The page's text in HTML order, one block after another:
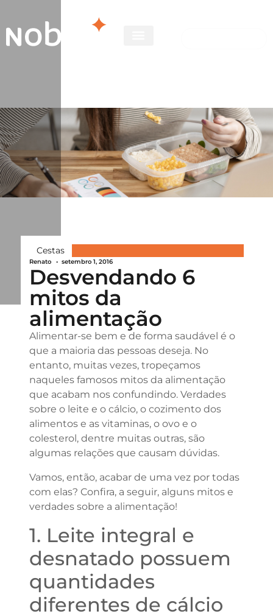
Cestas
Renato • setembro 1, 2016
Desvendando 6
mitos da
alimentação
Alimentar-se bem e de forma saudável é o
que a maioria das pessoas deseja. No
entanto, muitas vezes, tropeçamos
naqueles famosos mitos da alimentação
que acabam nos confundindo. Verdades
sobre o leite e o cálcio, o cozimento dos
alimentos e as vitaminas, o ovo e o
colesterol, dentre muitas outras, são
algumas relações que causam dúvidas.
Vamos, então, acabar de uma vez por todas
com elas? Confira, a seguir, alguns mitos e
verdades sobre a alimentação!
1. Leite integral e
desnatado possuem
quantidades
diferentes de cálcio